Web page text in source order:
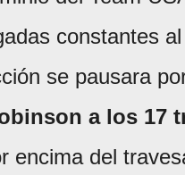
constantes
se pausara
a los 17
encima del